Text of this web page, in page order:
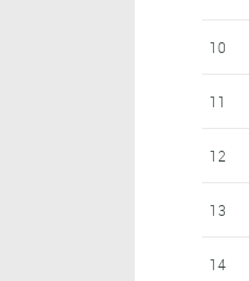
10
11
12
13
14